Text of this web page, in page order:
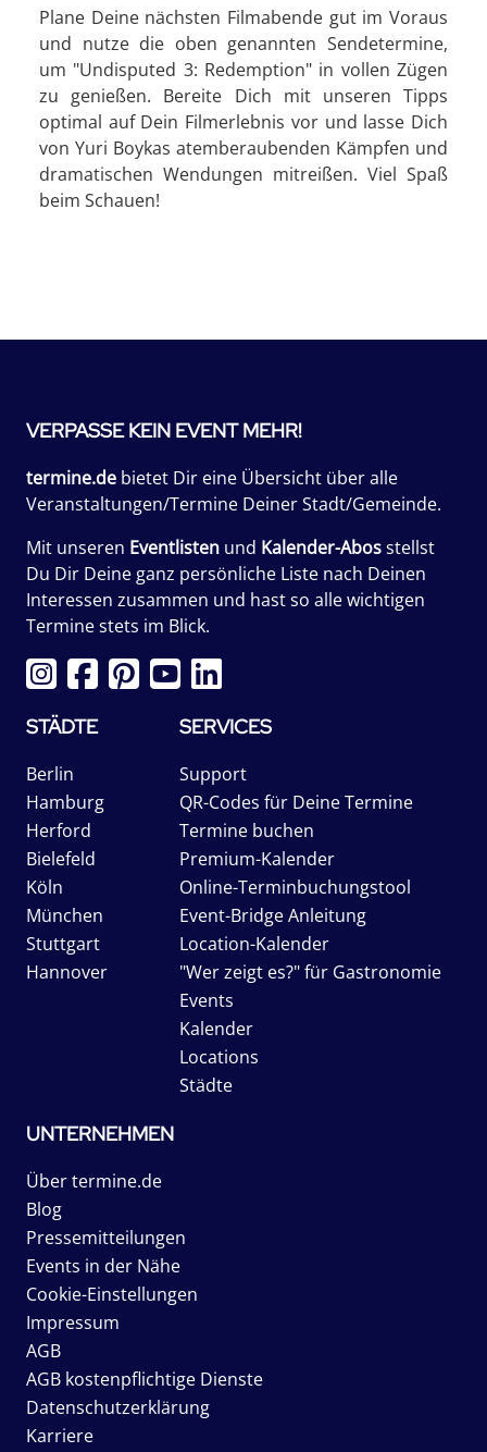
Plane Deine nächsten Filmabende gut im Voraus
und nutze die oben genannten Sendetermine,
um "Undisputed 3: Redemption" in vollen Zügen
zu genießen. Bereite Dich mit unseren Tipps
optimal auf Dein Filmerlebnis vor und lasse Dich
von Yuri Boykas atemberaubenden Kämpfen und
dramatischen Wendungen mitreißen. Viel Spaß
beim Schauen!
VERPASSE KEIN EVENT MEHR!
termine.de bietet Dir eine Übersicht über alle
Veranstaltungen/Termine Deiner Stadt/Gemeinde.
Mit unseren Eventlisten und Kalender-Abosstellst
Du Dir Deine ganz persönliche Liste nach Deinen
Interessen zusammen und hast so alle wichtigen
Termine stets im Blick.
STÄDTE
Berlin
Hamburg
Herford
Bielefeld
Köln
München
Stuttgart
Hannover
SERVICES
Support
QR-Codes für Deine Termine
Termine buchen
Premium-Kalender
Online-Terminbuchungstool
Event-Bridge Anleitung
Location-Kalender
"Wer zeigt es?" für Gastronomie
Events
Kalender
Locations
Städte
UNTERNEHMEN
Über termine.de
Blog
Pressemitteilungen
Events in der Nähe
Cookie-Einstellungen
Impressum
AGB
AGB kostenpflichtige Dienste
Datenschutzerklärung
Karriere